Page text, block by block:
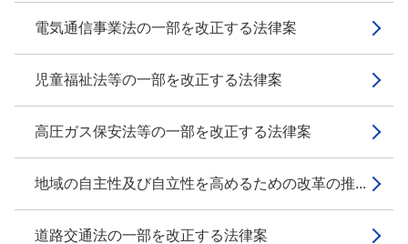
電気通信事業法の一部を改正する法律案
児童福祉法等の一部を改正する法律案
高圧ガス保安法等の一部を改正する法律案
地域の自主性及び自立性を高めるための改革の推...
道路交通法の一部を改正する法律案